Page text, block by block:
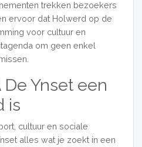
trekken bezoekers
ervoor dat Holwerd op de
voor cultuur en
om geen enkel
Ynset een
is
cultuur en sociale
alles wat je zoekt in een